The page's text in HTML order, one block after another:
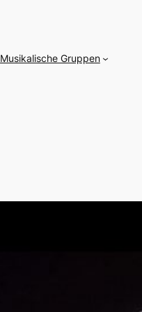
Musikalische Gruppen